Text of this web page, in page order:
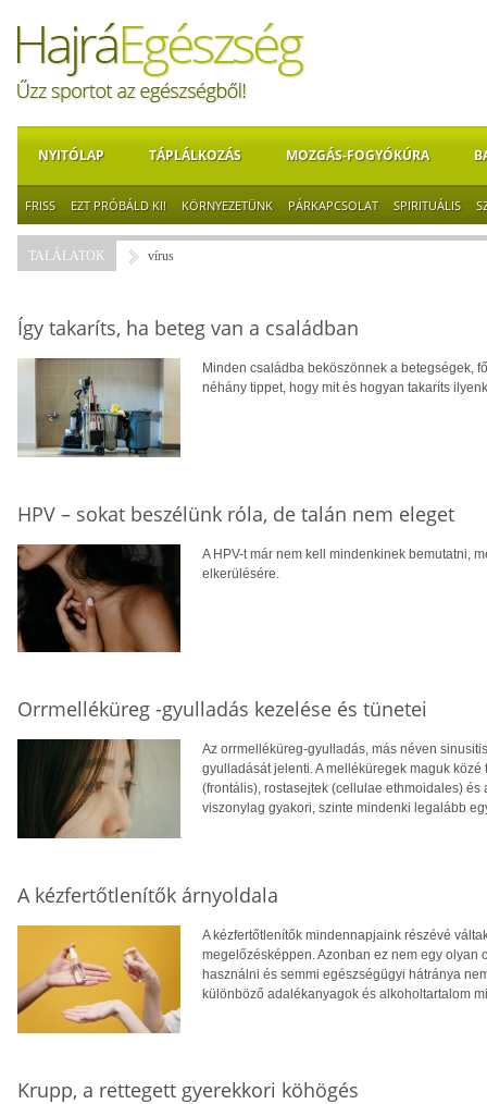
NYITÓLAP TÁPLÁLKOZÁS MOZGÁS-FOGYÓKÚRA
FRISS EZT PRÓBÁLD KI! KÖRNYEZETÜNK PÁRKAPCSOLAT SPIRITUÁLIS
TALÁLATOK vírus
Így takaríts, ha beteg van a családban
Minden családba beköszönnek a betegségek,
néhány tippet, hogy mit és hogyan takaríts
HPV – sokat beszélünk róla, de talán nem eleget
A HPV-t már nem kell mindenkinek bemutatni,
elkerülésére.
Orrmelléküreg -gyulladás kezelése és tünetei
Az orrmelléküreg-gyulladás, más néven
gyulladását jelenti. A melléküregek maguk
(frontális), rostasejtek (cellulae ethmoidales)
viszonylag gyakori, szinte mindenki legalább
A kézfertőtlenítők árnyoldala
A kézfertőtlenítők mindennapjaink részévé
megelőzésképpen. Azonban ez nem egy olyan
használni és semmi egészségügyi hátránya
különböző adalékanyagok és alkoholtartalom
Krupp, a rettegett gyerekkori köhögés